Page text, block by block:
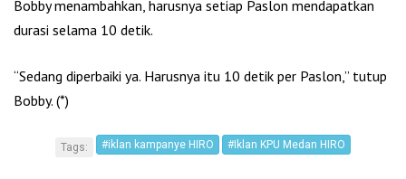
Bobby menambahkan, harusnya setiap Paslon mendapatkan
durasi selama 10 detik.
“Sedang diperbaiki ya. Harusnya itu 10 detik per Paslon,” tutup
Bobby. (*)
Tags: #iklan kampanye HIRO #Iklan KPU Medan HIRO